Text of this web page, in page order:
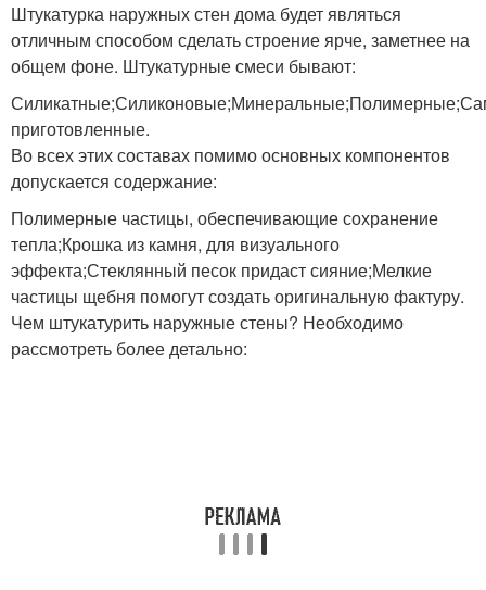
Штукатурка наружных стен дома будет являться
отличным способом сделать строение ярче, заметнее на
общем фоне. Штукатурные смеси бывают:
приготовленные.
Во всех этих составах помимо основных компонентов
допускается содержание:
Полимерные частицы, обеспечивающие сохранение
тепла;Крошка из камня, для визуального
эффекта;Стеклянный песок придаст сияние;Мелкие
частицы щебня помогут создать оригинальную фактуру.
Чем штукатурить наружные стены? Необходимо
рассмотреть более детально: